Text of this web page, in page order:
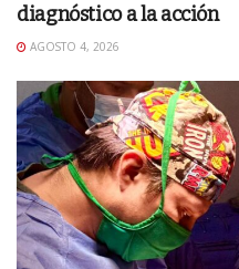
diagnóstico a la acción
AGOSTO 4, 2026